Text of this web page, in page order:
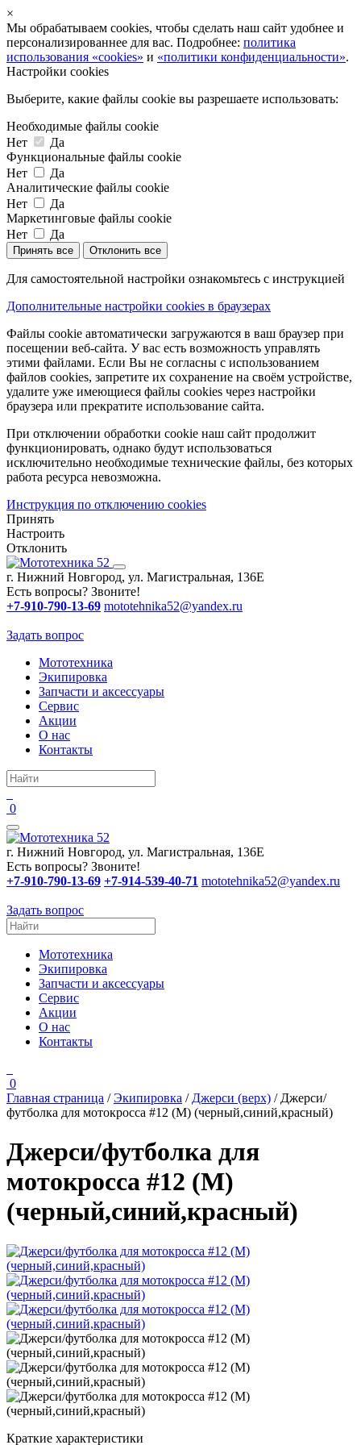
×
Мы обрабатываем cookies, чтобы сделать наш сайт удобнее и
персонализированнее для вас. Подробнее: политика
использования «cookies» и «политики конфиденциальности».
Настройки cookies
Выберите, какие файлы cookie вы разрешаете использовать:
Необходимые файлы cookie
Нет
Да
Функциональные файлы cookie
Нет
Да
Аналитические файлы cookie
Нет
Да
Маркетинговые файлы cookie
Нет
Да
Принять все Отклонить все
Для самостоятельной настройки ознакомьтесь с инструкцией
Дополнительные настройки cookies в браузерах
Файлы cookie автоматически загружаются в ваш браузер при
посещении веб-сайта. У вас есть возможность управлять
этими файлами. Если Вы не согласны с использованием
файлов cookies, запретите их сохранение на своём устройстве,
удалите уже имеющиеся файлы cookies через настройки
браузера или прекратите использование сайта.
При отключении обработки cookie наш сайт продолжит
функционировать, однако будут использоваться
исключительно необходимые технические файлы, без которых
работа ресурса невозможна.
Инструкция по отключению cookies
Принять
Настроить
Отклонить
г. Нижний Новгород, ул. Магистральная, 136Е
Есть вопросы? Звоните!
+7-910-790-13-69 mototehnika52@yandex.ru
Задать вопрос
Мототехника
Экипировка
Запчасти и аксессуары
Сервис
Акции
О нас
Контакты
0
г. Нижний Новгород, ул. Магистральная, 136Е
Есть вопросы? Звоните!
+7-910-790-13-69 +7-914-539-40-71 mototehnika52@yandex.ru
Задать вопрос
Мототехника
Экипировка
Запчасти и аксессуары
Сервис
Акции
О нас
Контакты
0
Главная страница /Экипировка / Джерси (верх) / Джерси/
футболка для мотокросса #12 (М) (черный,синий,красный)
Джерси/футболка для
мотокросса #12 (М)
(черный,синий,красный)
Краткие характеристики